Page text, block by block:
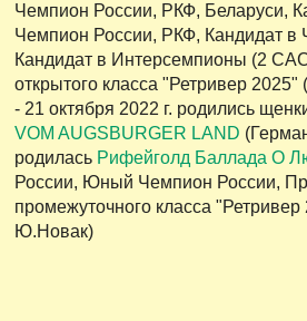
Чемпион России, РКФ, Беларуси,
Чемпион России, РКФ, Кандидат
Кандидат в Интерсемпионы (2
открытого класса "Ретривер
- 21 октября 2022 г. родились
VOM AUGSBURGER LAND
родилась Рифейголд Баллада О
России, Юный Чемпион России,
промежуточного класса "Ретривер
Ю.Новак)